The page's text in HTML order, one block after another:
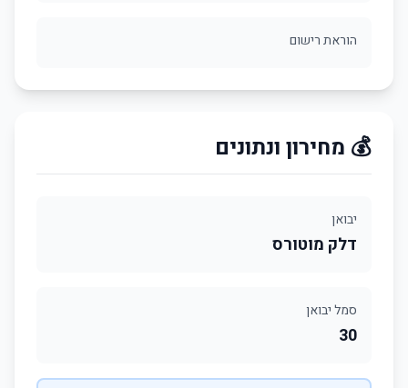
הוראת רישום
💰 מחירון ונתונים
יבואן
דלק מוטורס
סמל יבואן
30